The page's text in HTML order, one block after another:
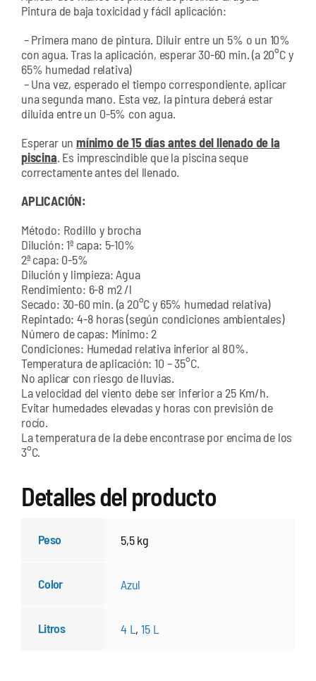
Pintura de baja toxicidad y fácil aplicación:
– Primera mano de pintura. Diluir entre un 5% o un 10%
con agua. Tras la aplicación, esperar 30-60 min. (a 20°C y
65% humedad relativa)
– Una vez, esperado el tiempo correspondiente, aplicar
una segunda mano. Esta vez, la pintura deberá estar
diluida entre un 0-5% con agua.
Esperar unmínimo de 15 días antes del llenado de la
piscina. Es imprescindible que la piscina seque
correctamente antes del llenado.
APLICACIÓN:
Método: Rodillo y brocha
Dilución: 1ª capa: 5-10%
2ª capa: 0-5%
Dilución y limpieza: Agua
Rendimiento: 6-8 m2 /l
Secado: 30-60 min. (a 20°C y 65% humedad relativa)
Repintado: 4-8 horas (según condiciones ambientales)
Número de capas: Mínimo: 2
Condiciones: Humedad relativa inferior al 80%.
Temperatura de aplicación: 10 – 35°C.
No aplicar con riesgo de lluvias.
La velocidad del viento debe ser inferior a 25 Km/h.
Evitar humedades elevadas y horas con previsión de
rocío.
La temperatura de la debe encontrase por encima de los
3°C.
Detalles del producto
Peso 5,5 kg
Color Azul
Litros 4 L ,15 L